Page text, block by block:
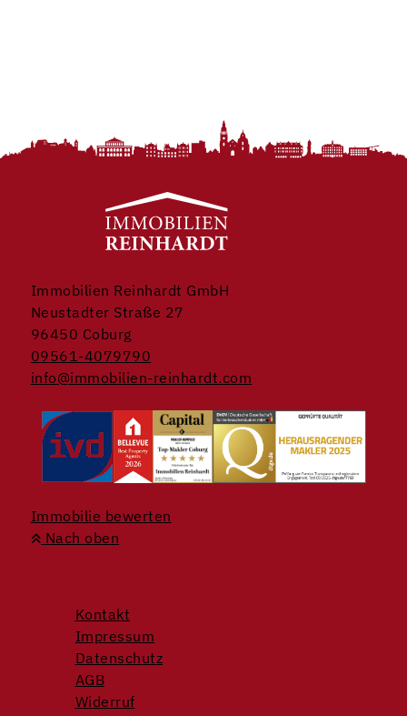
Immobilien Reinhardt GmbH
Neustadter Straße 27
96450 Coburg
09561-4079790
info@immobilien-reinhardt.com
Nach oben
Immobilie bewerten
Kontakt
Impressum
Datenschutz
AGB
Widerruf